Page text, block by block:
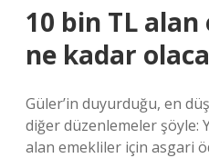
10 bin TL alan
ne kadar
Güler’in duyurduğu, en
diğer düzenlemeler şöyle:
alan emekliler için asgari